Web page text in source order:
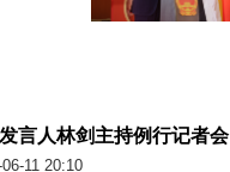
言人林剑主持例行记者会
11 20:10